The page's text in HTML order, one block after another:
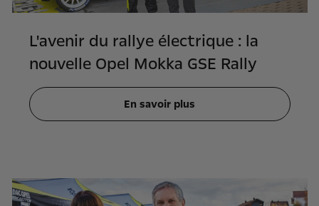
L'avenir du rallye électrique : la
nouvelle Opel Mokka GSE Rally
En savoir plus